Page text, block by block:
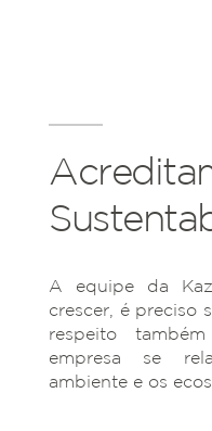
A equipe da
crescer, é preciso
respeito
empresa se
ambiente e os